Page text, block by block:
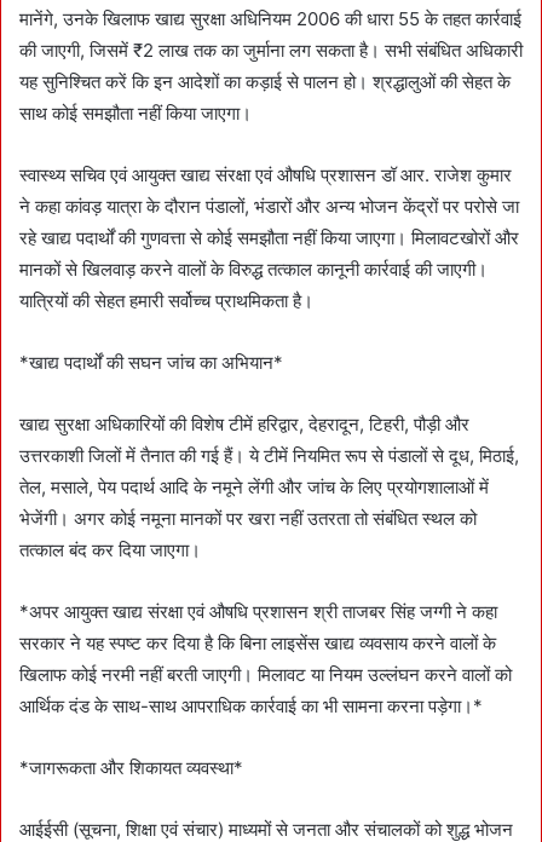
मानेंगे, उनके खिलाफ खाद्य सुरक्षा अधिनियम 2006 की धारा 55 के तहत कार्रवाई
की जाएगी, जिसमें ₹2 लाख तक का जुर्माना लग सकता है। सभी संबंधित अधिकारी
यह सुनिश्चित करें कि इन आदेशों का कड़ाई से पालन हो। श्रद्धालुओं की सेहत के
साथ कोई समझौता नहीं किया जाएगा।
स्वास्थ्य सचिव एवं आयुक्त खाद्य संरक्षा एवं औषधि प्रशासन डॉ आर. राजेश कुमार
ने कहा कांवड़ यात्रा के दौरान पंडालों, भंडारों और अन्य भोजन केंद्रों पर परोसे जा
रहे खाद्य पदार्थों की गुणवत्ता से कोई समझौता नहीं किया जाएगा। मिलावटखोरों और
मानकों से खिलवाड़ करने वालों के विरुद्ध तत्काल कानूनी कार्रवाई की जाएगी।
यात्रियों की सेहत हमारी सर्वोच्च प्राथमिकता है।
*खाद्य पदार्थों की सघन जांच का अभियान*
खाद्य सुरक्षा अधिकारियों की विशेष टीमें हरिद्वार, देहरादून, टिहरी, पौड़ी और
उत्तरकाशी जिलों में तैनात की गई हैं। ये टीमें नियमित रूप से पंडालों से दूध, मिठाई,
तेल, मसाले, पेय पदार्थ आदि के नमूने लेंगी और जांच के लिए प्रयोगशालाओं में
भेजेंगी। अगर कोई नमूना मानकों पर खरा नहीं उतरता तो संबंधित स्थल को
तत्काल बंद कर दिया जाएगा।
*अपर आयुक्त खाद्य संरक्षा एवं औषधि प्रशासन श्री ताजबर सिंह जग्गी ने कहा
सरकार ने यह स्पष्ट कर दिया है कि बिना लाइसेंस खाद्य व्यवसाय करने वालों के
खिलाफ कोई नरमी नहीं बरती जाएगी। मिलावट या नियम उल्लंघन करने वालों को
आर्थिक दंड के साथ-साथ आपराधिक कार्रवाई का भी सामना करना पड़ेगा।*
*जागरूकता और शिकायत व्यवस्था*
आईईसी (सूचना, शिक्षा एवं संचार) माध्यमों से जनता और संचालकों को शुद्ध भोजन